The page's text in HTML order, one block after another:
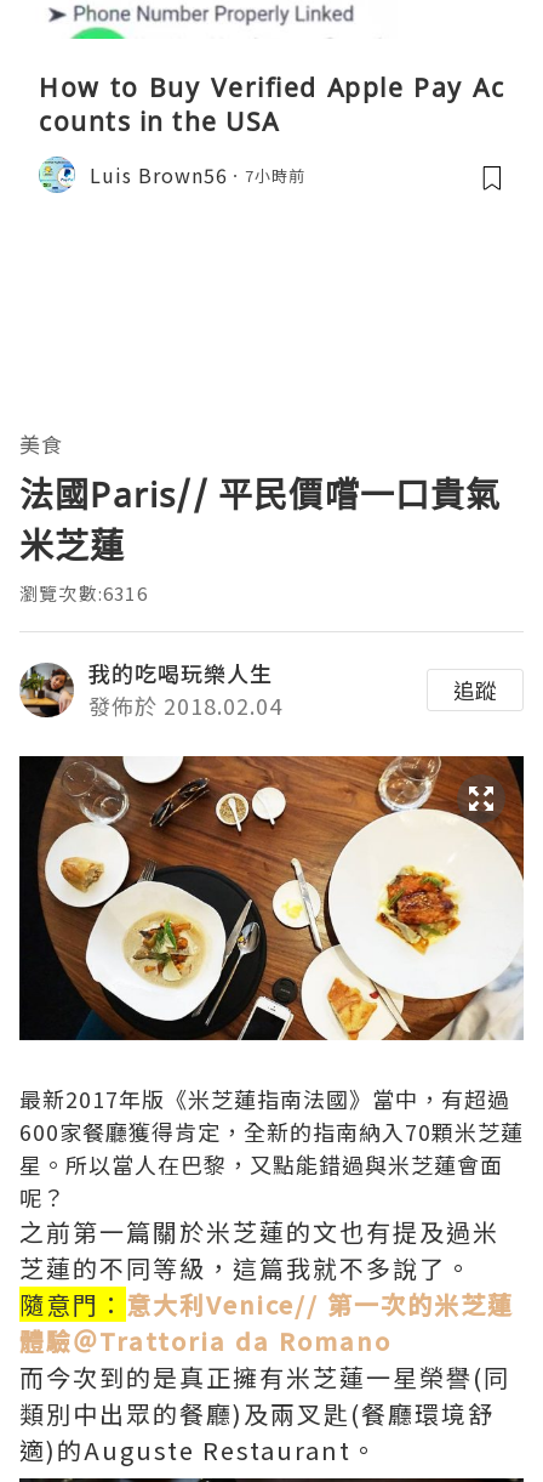
How to Buy Verified Apple Pay Ac
counts in the USA
Luis Brown56 7小時前
美食
法國Paris// 平民價嚐一口貴氣
米芝蓮
瀏覽次數:6316
我的吃喝玩樂人生
發佈於 2018.02.04
追蹤
最新2017年版《米芝蓮指南法國》當中，有超過
600家餐廳獲得肯定，全新的指南納入70顆米芝蓮
星。所以當人在巴黎，又點能錯過與米芝蓮會面
呢？
之前第一篇關於米芝蓮的文也有提及過米
芝蓮的不同等級，這篇我就不多說了。
隨意門： 意大利Venice// 第一次的米芝蓮
體驗＠Trattoria da Romano
而今次到的是真正擁有米芝蓮一星榮譽(同
類別中出眾的餐廳)及兩叉匙(餐廳環境舒
適)的Auguste Restaurant。